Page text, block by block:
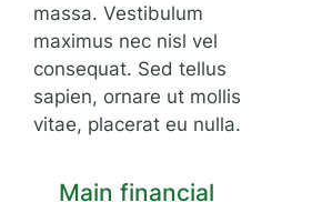
massa. Vestibulum
maximus nec nisl vel
consequat. Sed tellus
sapien, ornare ut mollis
vitae, placerat eu nulla.
Main financial